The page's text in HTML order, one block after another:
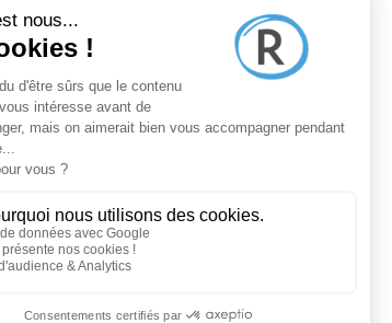
secteur
sur plusieurs
de l'acte notarié
votre travail, évaluer
marché, pour garantir la
entièrement adaptable et
de contact